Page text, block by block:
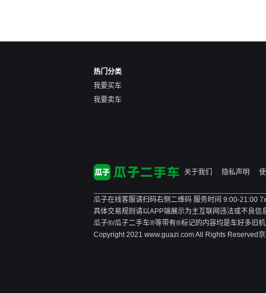
热门分类
我要买车
我要卖车
关于我们
隐私声明
瓜子在线客服请扫码右侧二维码 服务时间 9:00-21:00
具体交易规则请以APP端展示为主 互联网违法或不良
瓜子®/瓜子二手车®等带有®标记的内容均是车好多旧机
Copyright 2021 www.guazi.com All Rights Reserved